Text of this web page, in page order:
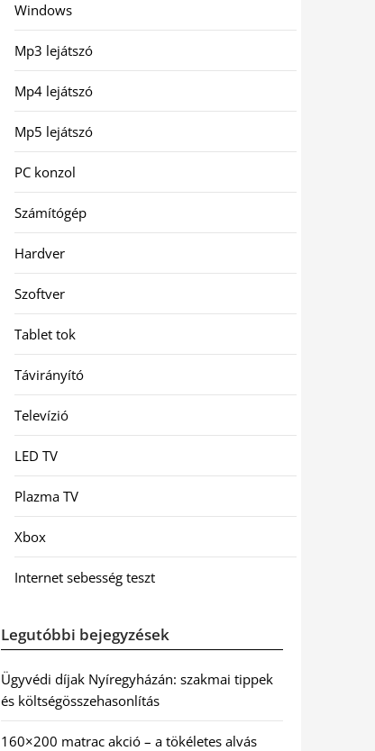
Windows
Mp3 lejátszó
Mp4 lejátszó
Mp5 lejátszó
PC konzol
Számítógép
Hardver
Szoftver
Tablet tok
Távirányító
Televízió
LED TV
Plazma TV
Xbox
Internet sebesség teszt
Legutóbbi bejegyzések
Ügyvédi díjak Nyíregyházán: szakmai tippek
és költségösszehasonlítás
160×200 matrac akció – a tökéletes alvás